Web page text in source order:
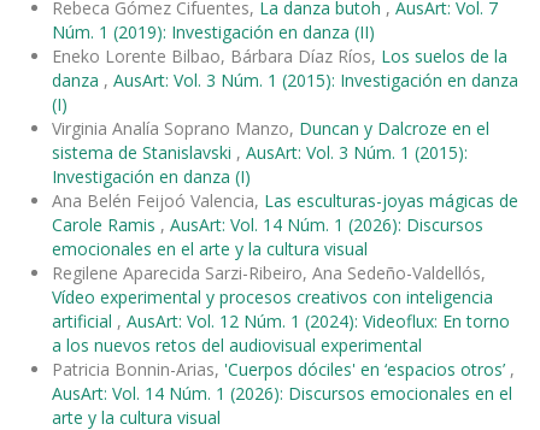
Rebeca Gómez Cifuentes, La danza butoh , AusArt: Vol. 7
Núm. 1 (2019): Investigación en danza (II)
Eneko Lorente Bilbao, Bárbara Díaz Ríos, Los suelos de la
danza , AusArt: Vol. 3 Núm. 1 (2015): Investigación en danza
(I)
Virginia Analía Soprano Manzo, Duncan y Dalcroze en el
sistema de Stanislavski , AusArt: Vol. 3 Núm. 1 (2015):
Investigación en danza (I)
Ana Belén Feijoó Valencia, Las esculturas-joyas mágicas de
Carole Ramis , AusArt: Vol. 14 Núm. 1 (2026): Discursos
emocionales en el arte y la cultura visual
Regilene Aparecida Sarzi-Ribeiro, Ana Sedeño-Valdellós,
Vídeo experimental y procesos creativos con inteligencia
artificial , AusArt: Vol. 12 Núm. 1 (2024): Videoflux: En torno
a los nuevos retos del audiovisual experimental
Patricia Bonnin-Arias, 'Cuerpos dóciles' en ‘espacios otros’ ,
AusArt: Vol. 14 Núm. 1 (2026): Discursos emocionales en el
arte y la cultura visual